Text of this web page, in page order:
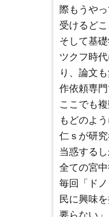
際もうや
受けるどこ
そして基
ツクフ時
り、論文
作依頼専門
ここでも
もどのよ
仁ｓが研
当惑するし
全ての宮
毎回「ド
民に興味